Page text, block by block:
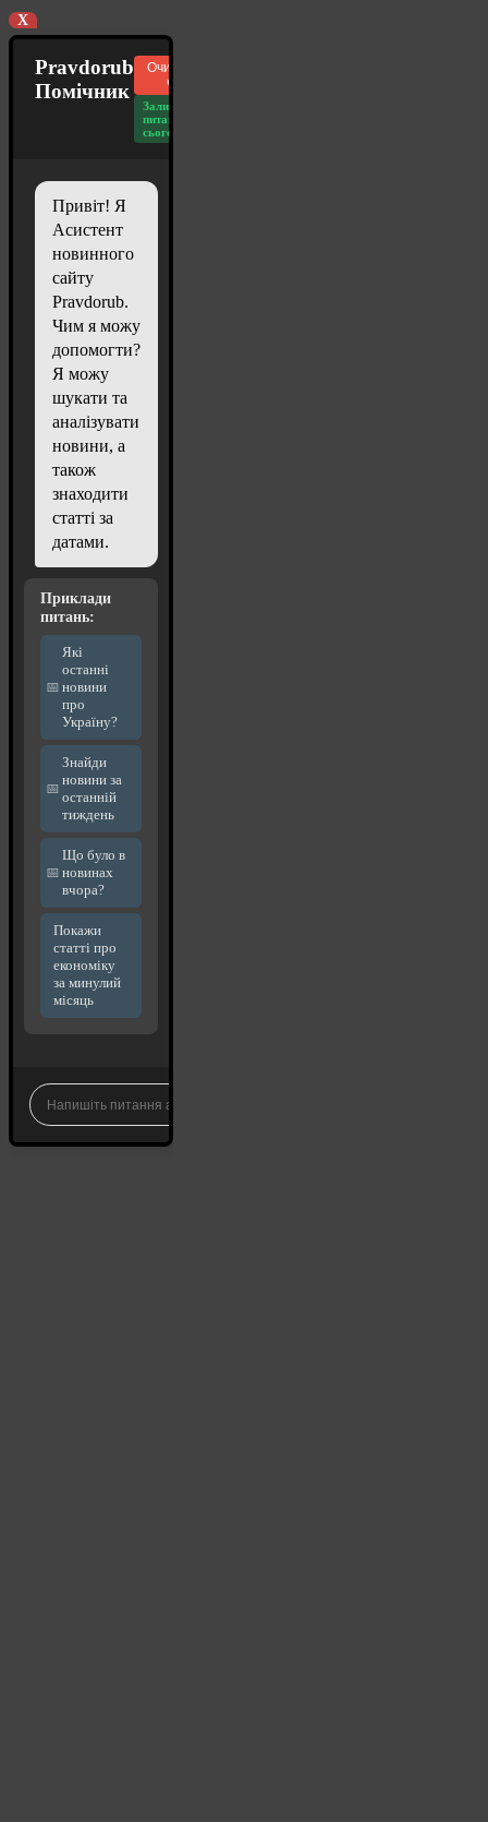
X
Pravdorub
Помічник
Очистити
чат
Залишилось
питань
сьогодні: 20
Привіт! Я
Асистент
новинного
сайту
Pravdorub.
Чим я можу
допомогти?
Я можу
шукати та
аналізувати
новини, а
також
знаходити
статті за
датами.
Приклади
питань:
Які
останні
новини
про
Україну?
Знайди
новини за
останній
тиждень
Що було в
новинах
вчора?
Покажи
статті про
економіку
за минулий
місяць